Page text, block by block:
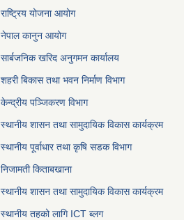
राष्ट्रिय योजना आयोग
नेपाल कानुन आयोग
सार्बजनिक खरिद अनुगमन कार्यालय
शहरी बिकास तथा भवन निर्माण विभाग
केन्द्रीय पञ्जिकरण विभाग
स्थानीय शासन तथा सामुदायिक विकास कार्यक्रम
स्थानीय पूर्वाधार तथा कृषि सडक विभाग
निजामती किताबखाना
स्थानीय शासन तथा सामुदायिक विकास कार्यक्रम
स्थानीय तहको लागि ICT ब्लग